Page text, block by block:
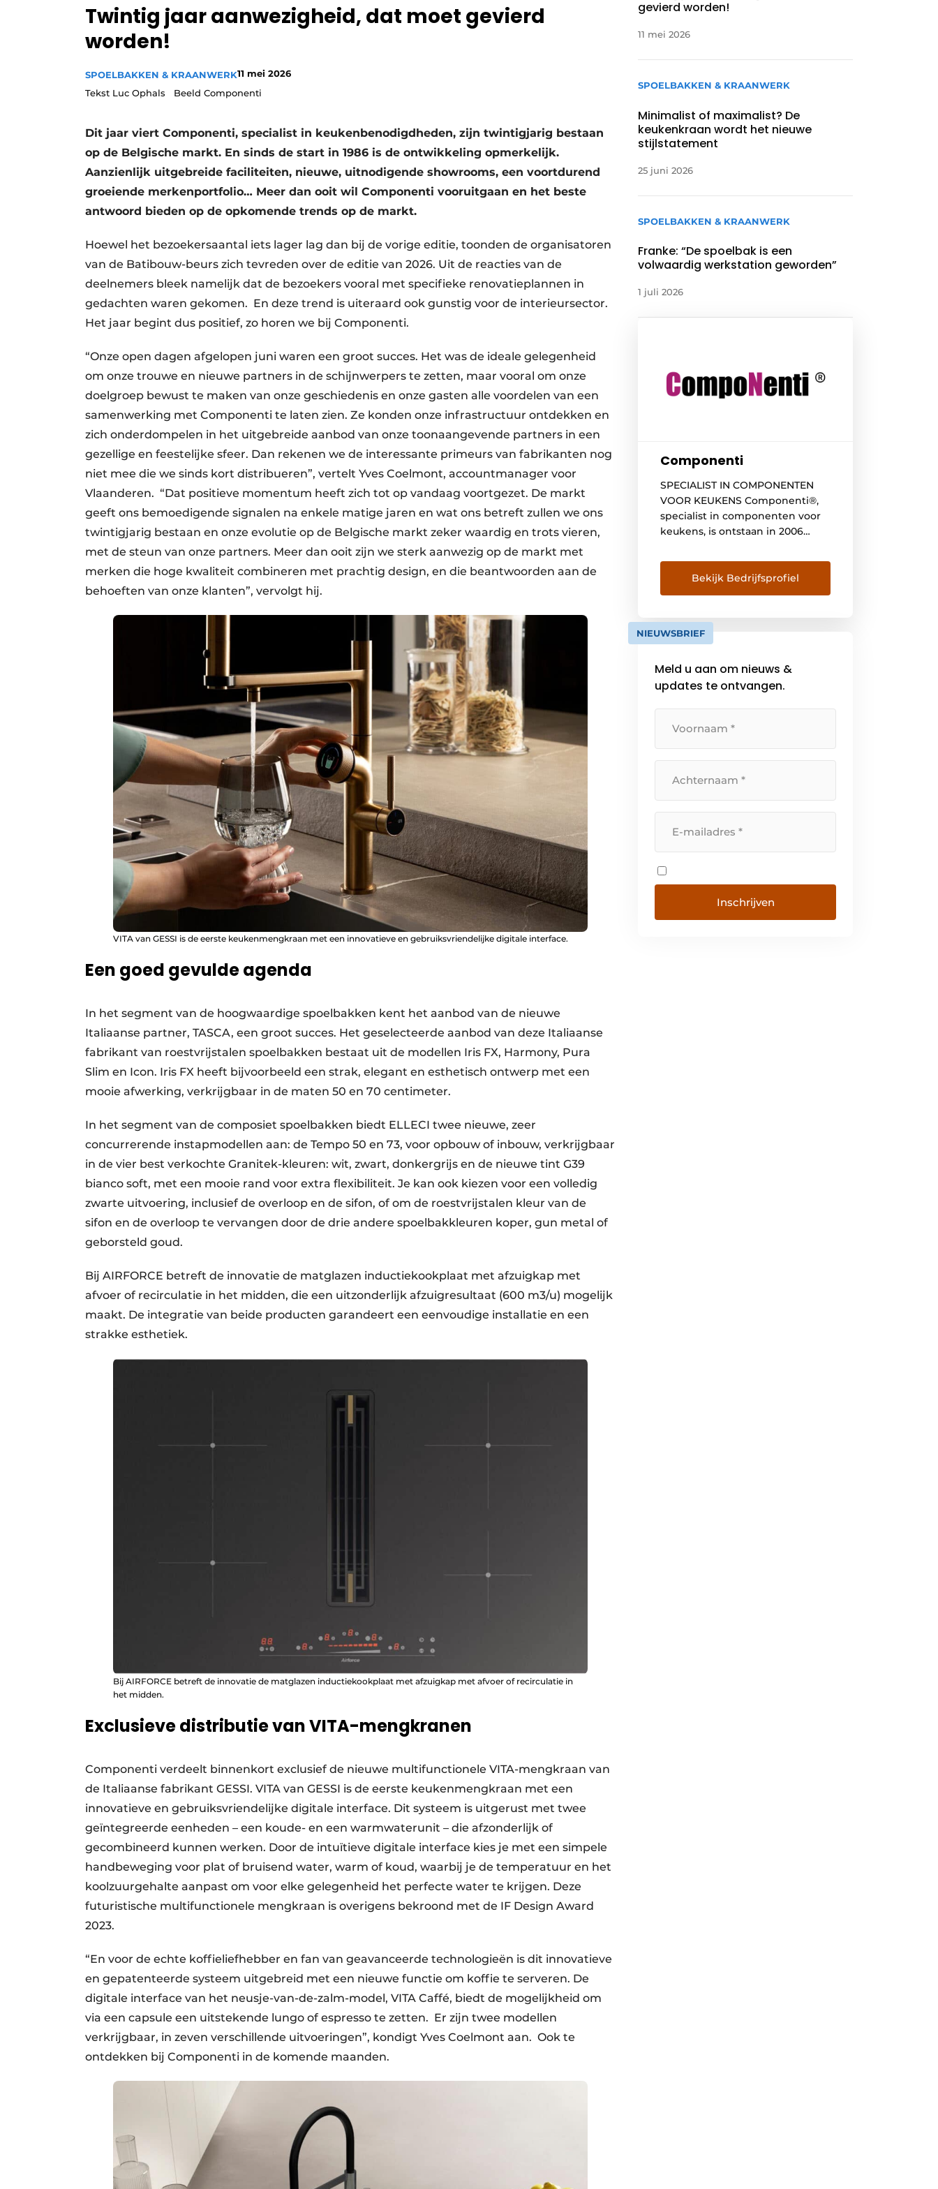
Vacature aanmelden
Video’s
Twintig jaar aanwezigheid, dat moet gevierd
worden!
SPOELBAKKEN & KRAANWERK11 mei 2026
Tekst Luc Ophals Beeld Componenti
Dit jaar viert Componenti, specialist in keukenbenodigdheden, zijn twintigjarig bestaan
op de Belgische markt. En sinds de start in 1986 is de ontwikkeling opmerkelijk.
Aanzienlijk uitgebreide faciliteiten, nieuwe, uitnodigende showrooms, een voortdurend
groeiende merkenportfolio… Meer dan ooit wil Componenti vooruitgaan en het beste
antwoord bieden op de opkomende trends op de markt.
Hoewel het bezoekersaantal iets lager lag dan bij de vorige editie, toonden de organisatoren
van de Batibouw-beurs zich tevreden over de editie van 2026. Uit de reacties van de
deelnemers bleek namelijk dat de bezoekers vooral met specifieke renovatieplannen in
gedachten waren gekomen. En deze trend is uiteraard ook gunstig voor de interieursector.
Het jaar begint dus positief, zo horen we bij Componenti.
“Onze open dagen afgelopen juni waren een groot succes. Het was de ideale gelegenheid
om onze trouwe en nieuwe partners in de schijnwerpers te zetten, maar vooral om onze
doelgroep bewust te maken van onze geschiedenis en onze gasten alle voordelen van een
samenwerking met Componenti te laten zien. Ze konden onze infrastructuur ontdekken en
zich onderdompelen in het uitgebreide aanbod van onze toonaangevende partners in een
gezellige en feestelijke sfeer. Dan rekenen we de interessante primeurs van fabrikanten nog
niet mee die we sinds kort distribueren”, vertelt Yves Coelmont, accountmanager voor
Vlaanderen. “Dat positieve momentum heeft zich tot op vandaag voortgezet. De markt
geeft ons bemoedigende signalen na enkele matige jaren en wat ons betreft zullen we ons
twintigjarig bestaan en onze evolutie op de Belgische markt zeker waardig en trots vieren,
met de steun van onze partners. Meer dan ooit zijn we sterk aanwezig op de markt met
merken die hoge kwaliteit combineren met prachtig design, en die beantwoorden aan de
behoeften van onze klanten”, vervolgt hij.
VITA van GESSI is de eerste keukenmengkraan met een innovatieve en gebruiksvriendelijke digitale interface.
Een goed gevulde agenda
In het segment van de hoogwaardige spoelbakken kent het aanbod van de nieuwe
Italiaanse partner, TASCA, een groot succes. Het geselecteerde aanbod van deze Italiaanse
fabrikant van roestvrijstalen spoelbakken bestaat uit de modellen Iris FX, Harmony, Pura
Slim en Icon. Iris FX heeft bijvoorbeeld een strak, elegant en esthetisch ontwerp met een
mooie afwerking, verkrijgbaar in de maten 50 en 70 centimeter.
In het segment van de composiet spoelbakken biedt ELLECI twee nieuwe, zeer
concurrerende instapmodellen aan: de Tempo 50 en 73, voor opbouw of inbouw, verkrijgbaar
in de vier best verkochte Granitek-kleuren: wit, zwart, donkergrijs en de nieuwe tint G39
bianco soft, met een mooie rand voor extra flexibiliteit. Je kan ook kiezen voor een volledig
zwarte uitvoering, inclusief de overloop en de sifon, of om de roestvrijstalen kleur van de
sifon en de overloop te vervangen door de drie andere spoelbakkleuren koper, gun metal of
geborsteld goud.
Bij AIRFORCE betreft de innovatie de matglazen inductiekookplaat met afzuigkap met
afvoer of recirculatie in het midden, die een uitzonderlijk afzuigresultaat (600 m3/u) mogelijk
maakt. De integratie van beide producten garandeert een eenvoudige installatie en een
strakke esthetiek.
Bij AIRFORCE betreft de innovatie de matglazen inductiekookplaat met afzuigkap met afvoer of recirculatie in
het midden.
Exclusieve distributie van VITA-mengkranen
Componenti verdeelt binnenkort exclusief de nieuwe multifunctionele VITA-mengkraan van
de Italiaanse fabrikant GESSI. VITA van GESSI is de eerste keukenmengkraan met een
innovatieve en gebruiksvriendelijke digitale interface. Dit systeem is uitgerust met twee
geïntegreerde eenheden – een koude- en een warmwaterunit – die afzonderlijk of
gecombineerd kunnen werken. Door de intuïtieve digitale interface kies je met een simpele
handbeweging voor plat of bruisend water, warm of koud, waarbij je de temperatuur en het
koolzuurgehalte aanpast om voor elke gelegenheid het perfecte water te krijgen. Deze
futuristische multifunctionele mengkraan is overigens bekroond met de IF Design Award
2023.
“En voor de echte koffieliefhebber en fan van geavanceerde technologieën is dit innovatieve
en gepatenteerde systeem uitgebreid met een nieuwe functie om koffie te serveren. De
digitale interface van het neusje-van-de-zalm-model, VITA Caffé, biedt de mogelijkheid om
via een capsule een uitstekende lungo of espresso te zetten. Er zijn twee modellen
verkrijgbaar, in zeven verschillende uitvoeringen”, kondigt Yves Coelmont aan. Ook te
ontdekken bij Componenti in de komende maanden.
gevierd worden!
11 mei 2026
SPOELBAKKEN & KRAANWERK
Minimalist of maximalist? De
keukenkraan wordt het nieuwe
stijlstatement
25 juni 2026
SPOELBAKKEN & KRAANWERK
Franke: “De spoelbak is een
volwaardig werkstation geworden”
1 juli 2026
Componenti
SPECIALIST IN COMPONENTEN
VOOR KEUKENS Componenti®,
specialist in componenten voor
keukens, is ontstaan in 2006
partners die hun deskundigheid
en ervaring ten dienste wensten
te stellen van gespecialiseerde
van uitgeruste keukens en
huishoudtoestellen. De
op mensenmaat en een kort
distributiecircuit, rechtstreeks
Bekijk Bedrijfsprofiel
NIEUWSBRIEF
Meld u aan om nieuws &
updates te ontvangen.